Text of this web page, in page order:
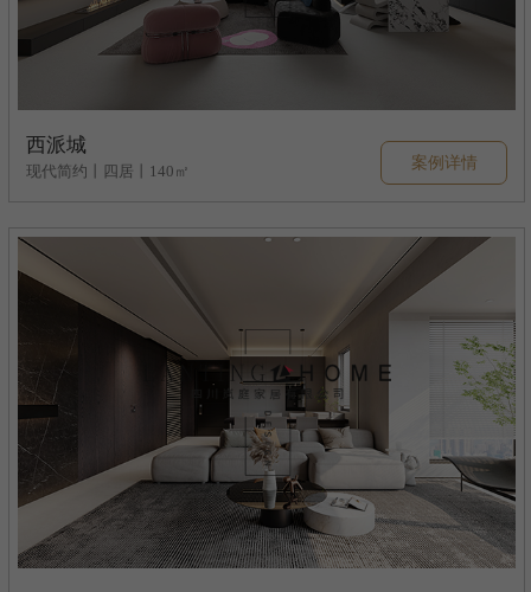
西派城
现代简约丨四居丨140㎡ 案例详情